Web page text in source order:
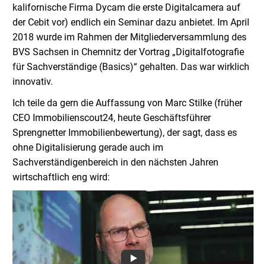
kalifornische Firma Dycam die erste Digitalcamera auf
der Cebit vor) endlich ein Seminar dazu anbietet. Im April
2018 wurde im Rahmen der Mitgliederversammlung des
BVS Sachsen in Chemnitz der Vortrag „Digitalfotografie
für Sachverständige (Basics)“ gehalten. Das war wirklich
innovativ.
Ich teile da gern die Auffassung von Marc Stilke (früher
CEO Immobilienscout24, heute Geschäftsführer
Sprengnetter Immobilienbewertung), der sagt, dass es
ohne Digitalisierung gerade auch im
Sachverständigenbereich in den nächsten Jahren
wirtschaftlich eng wird: